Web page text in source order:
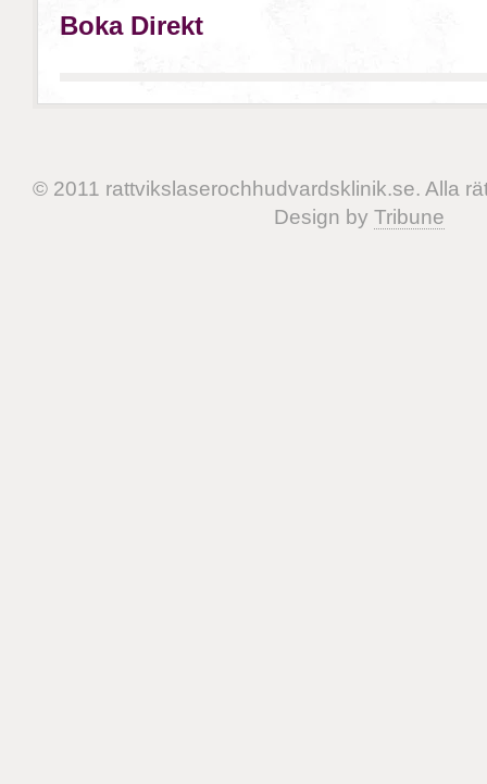
Boka Direkt
© 2011 rattvikslaserochhudvardsklinik.se. Alla
Design by Tribune